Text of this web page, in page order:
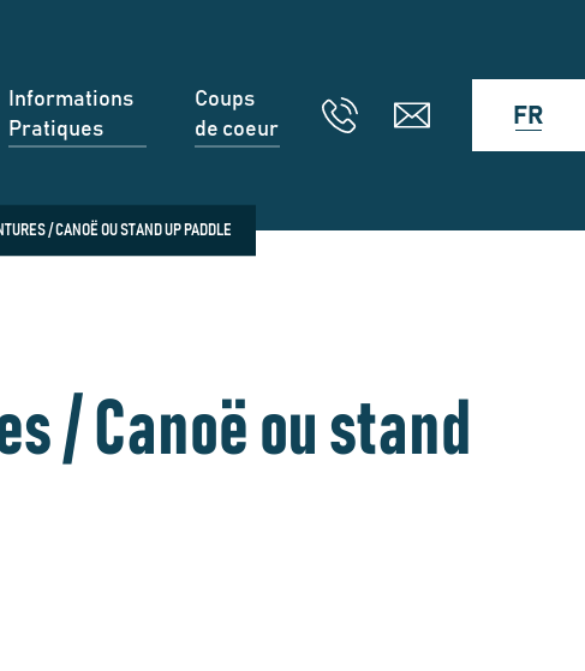
Informations
Pratiques
Coups
de coeur
FR
/ CANOË OU STAND UP PADDLE
/ Canoë ou stand